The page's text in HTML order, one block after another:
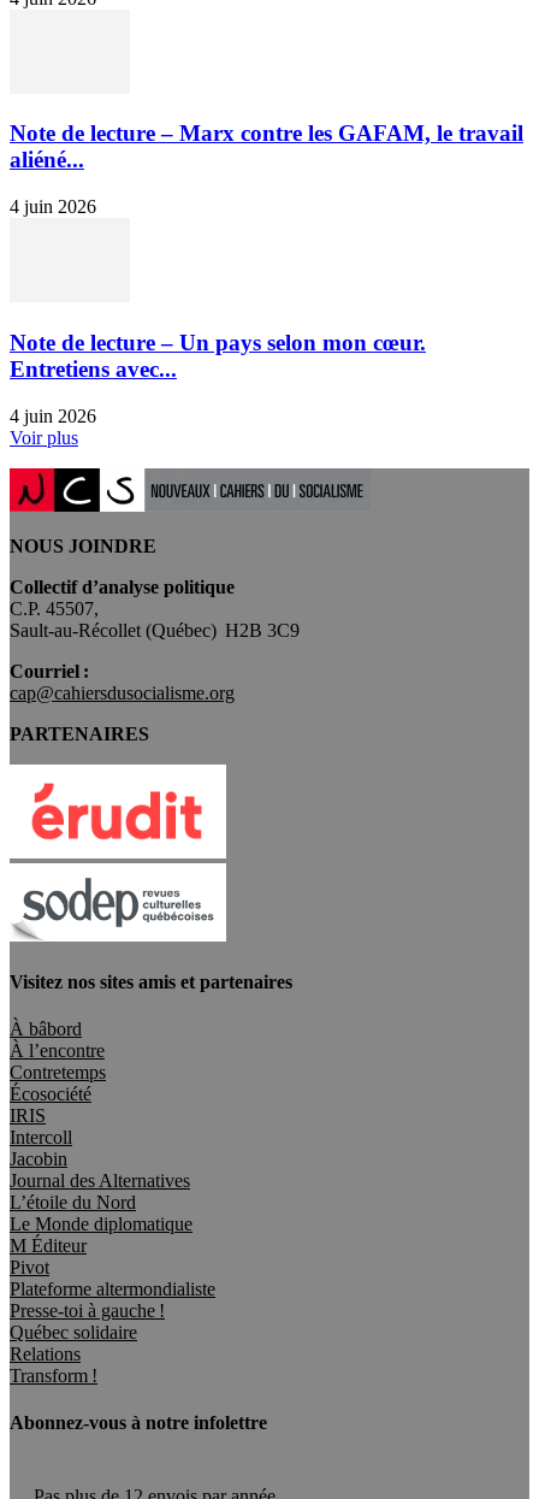
Note de lecture – Marx contre les GAFAM, le travail
aliéné...
4 juin 2026
Note de lecture – Un pays selon mon cœur.
Entretiens avec...
4 juin 2026
Voir plus
NOUS JOINDRE
Collectif d’analyse politique
C.P. 45507,
Sault-au-Récollet (Québec) H2B 3C9
Courriel :
cap@cahiersdusocialisme.org
PARTENAIRES
Visitez nos sites amis et partenaires
À bâbord
À l’encontre
Contretemps
Écosociété
IRIS
Intercoll
Jacobin
Journal des Alternatives
L’étoile du Nord
Le Monde diplomatique
M Éditeur
Pivot
Plateforme altermondialiste
Presse-toi à gauche !
Québec solidaire
Relations
Transform !
Abonnez-vous à notre infolettre